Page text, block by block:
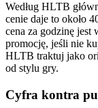
Według HLTB
cenie daje to około
cena za godzinę jest
promocję, jeśli nie
HLTB traktuj jako
od stylu gry.
Cyfra kontra